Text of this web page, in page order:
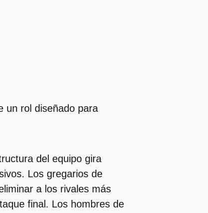
un rol diseñado para
del equipo gira
Los gregarios de
a los rivales más
final. Los hombres de